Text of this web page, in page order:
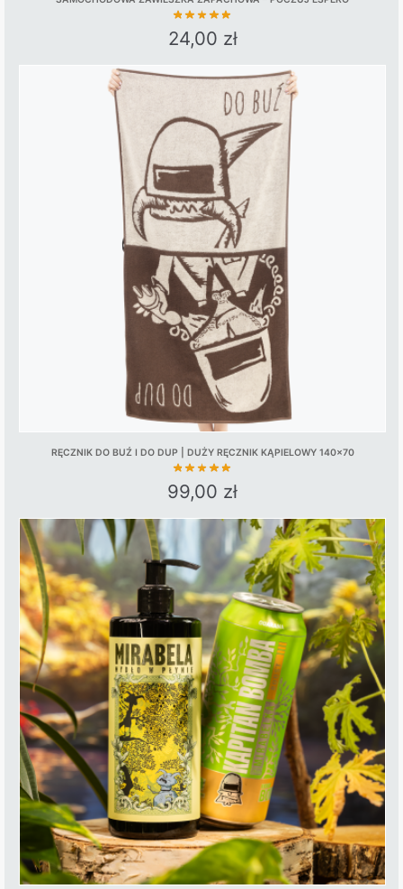
24,00 zł
RĘCZNIK DO BUŹ I DO DUP | DUŻY RĘCZNIK KĄPIELOWY 140×70
99,00 zł